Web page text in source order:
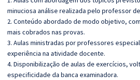
minuciosa análise realizada pelo professor
2. Conteúdo abordado de modo objetivo,
mais cobrados nas provas.
3. Aulas ministradas por professores
experiência na atividade docente.
4. Disponibilização de aulas de exercícios,
especificidade da banca examinadora.